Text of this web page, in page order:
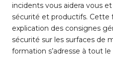
incidents vous aidera vous
sécurité et productifs.
explication des consignes
sécurité sur les surfaces de
formation s’adresse à tout le